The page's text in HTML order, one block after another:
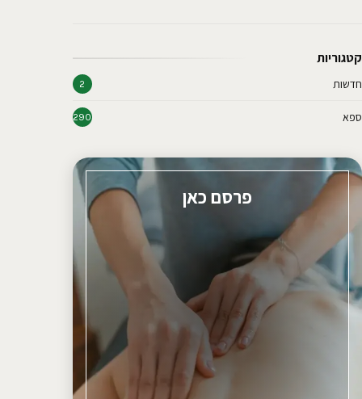
קטגוריות
חדשות 2
ספא 290
פרסם כאן